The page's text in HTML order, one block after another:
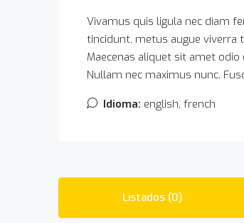
Vivamus quis ligula nec diam
tincidunt, metus augue viverra
Maecenas aliquet sit amet
Nullam nec maximus nunc.
Idioma: english, french
Listados (0)